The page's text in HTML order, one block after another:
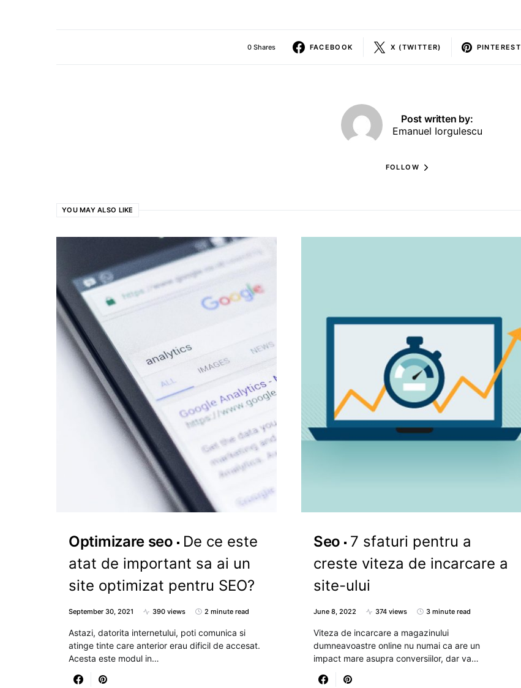
0 Shares FACEBOOK X (TWITTER) PINTEREST
Post written by:
Emanuel Iorgulescu
FOLLOW
YOU MAY ALSO LIKE
Optimizare seo
De ce este
atat de important sa ai un
site optimizat pentru SEO?
September 30, 2021 390 views 2 minute read
Astazi, datorita internetului, poti comunica si
atinge tinte care anterior erau dificil de accesat.
Acesta este modul in…
Seo
7 sfaturi pentru a
creste viteza de incarcare a
site-ului
June 8, 2022 374 views 3 minute read
Viteza de incarcare a magazinului
dumneavoastre online nu numai ca are un
impact mare asupra conversiilor, dar va…